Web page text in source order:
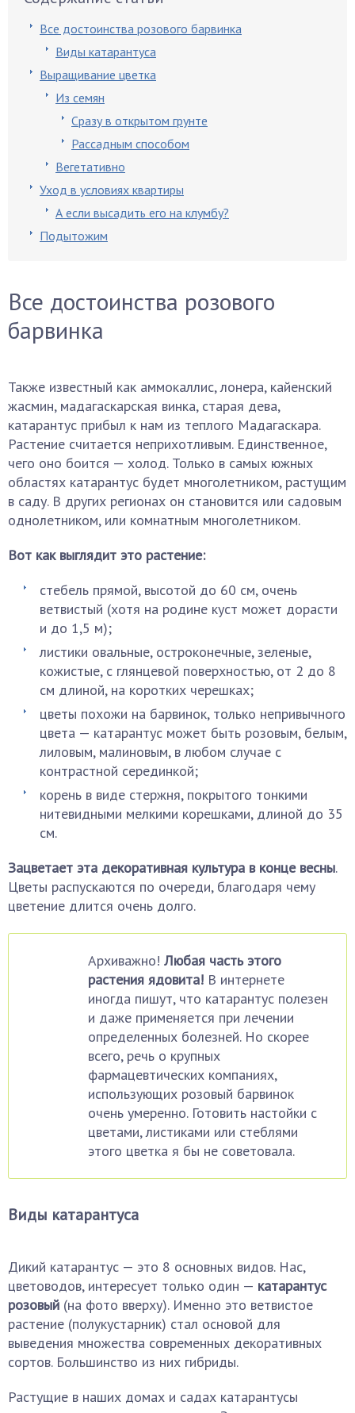
Все достоинства розового барвинка
Виды катарантуса
Выращивание цветка
Из семян
Сразу в открытом грунте
Рассадным способом
Вегетативно
Уход в условиях квартиры
А если высадить его на клумбу?
Подытожим
Все достоинства розового
барвинка
Также известный как аммокаллис, лонера, кайенский
жасмин, мадагаскарская винка, старая дева,
катарантус прибыл к нам из теплого Мадагаскара.
Растение считается неприхотливым. Единственное,
чего оно боится — холод. Только в самых южных
областях катарантус будет многолетником, растущим
в саду. В других регионах он становится или садовым
однолетником, или комнатным многолетником.
Вот как выглядит это растение:
стебель прямой, высотой до 60 см, очень
ветвистый (хотя на родине куст может дорасти
и до 1,5 м);
листики овальные, остроконечные, зеленые,
кожистые, с глянцевой поверхностью, от 2 до 8
см длиной, на коротких черешках;
цветы похожи на барвинок, только непривычного
цвета — катарантус может быть розовым, белым,
лиловым, малиновым, в любом случае с
контрастной серединкой;
корень в виде стержня, покрытого тонкими
нитевидными мелкими корешками, длиной до 35
см.
Зацветает эта декоративная культура в конце весны.
Цветы распускаются по очереди, благодаря чему
цветение длится очень долго.
Архиважно! Любая часть этого
растения ядовита! В интернете
иногда пишут, что катарантус полезен
и даже применяется при лечении
определенных болезней. Но скорее
всего, речь о крупных
фармацевтических компаниях,
использующих розовый барвинок
очень умеренно. Готовить настойки с
цветами, листиками или стеблями
этого цветка я бы не советовала.
Виды катарантуса
Дикий катарантус — это 8 основных видов. Нас,
цветоводов, интересует только один — катарантус
розовый (на фото вверху). Именно это ветвистое
растение (полукустарник) стал основой для
выведения множества современных декоративных
сортов. Большинство из них гибриды.
Растущие в наших домах и садах катарантусы